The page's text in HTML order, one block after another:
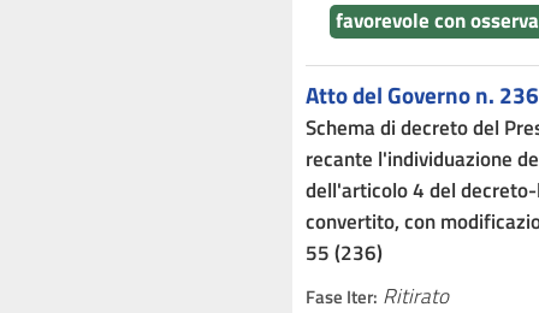
favorevole con
Atto del Governo n. 236
Schema di decreto del
recante l'individuazione
dell'articolo 4 del
convertito, con
55 (236)
Fase Iter: Ritirato